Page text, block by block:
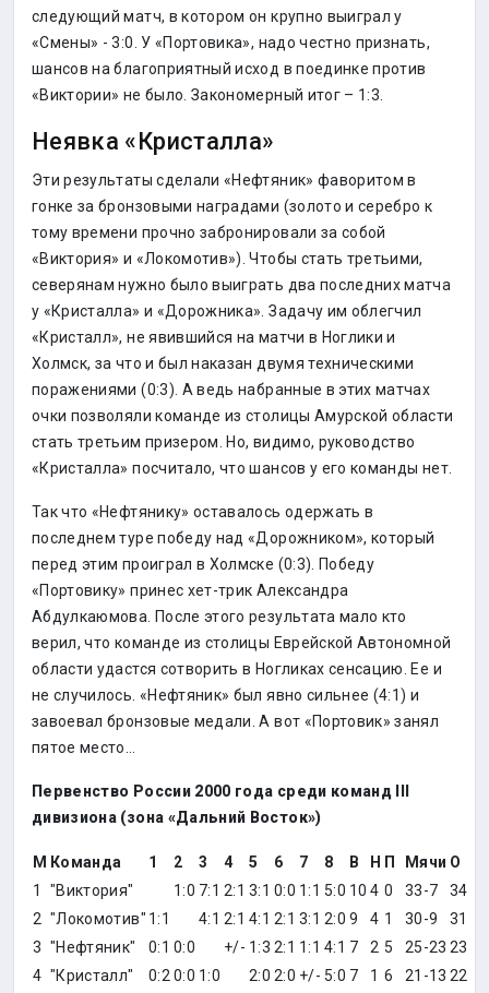
следующий матч, в котором он крупно выиграл у
«Смены» - 3:0. У «Портовика», надо честно признать,
шансов на благоприятный исход в поединке против
«Виктории» не было. Закономерный итог – 1:3.
Неявка «Кристалла»
Эти результаты сделали «Нефтяник» фаворитом в
гонке за бронзовыми наградами (золото и серебро к
тому времени прочно забронировали за собой
«Виктория» и «Локомотив»). Чтобы стать третьими,
северянам нужно было выиграть два последних матча
у «Кристалла» и «Дорожника». Задачу им облегчил
«Кристалл», не явившийся на матчи в Ноглики и
Холмск, за что и был наказан двумя техническими
поражениями (0:3). А ведь набранные в этих матчах
очки позволяли команде из столицы Амурской области
стать третьим призером. Но, видимо, руководство
«Кристалла» посчитало, что шансов у его команды нет.
Так что «Нефтянику» оставалось одержать в
последнем туре победу над «Дорожником», который
перед этим проиграл в Холмске (0:3). Победу
«Портовику» принес хет-трик Александра
Абдулкаюмова. После этого результата мало кто
верил, что команде из столицы Еврейской Автономной
области удастся сотворить в Ногликах сенсацию. Ее и
не случилось. «Нефтяник» был явно сильнее (4:1) и
завоевал бронзовые медали. А вот «Портовик» занял
пятое место…
Первенство России 2000 года среди команд III
дивизиона (зона «Дальний Восток»)
М Команда 1 2 3 4 5 6 7 8 В Н П Мячи О
1
"Виктория" 1:0 7:1 2:1 3:1 0:0 1:1 5:0 10 4 0 33-7
34
2 "Локомотив" 1:1 4:1 2:1 4:1 2:1 3:1 2:0 9 4 1 30-9
31
3 "Нефтяник" 0:1 0:0 +/- 1:3 2:1 1:1 4:1 7 2 5 25-23 23
4 "Кристалл" 0:2 0:0 1:0 2:0 2:0 +/- 5:0 7 1 6 21-13 22